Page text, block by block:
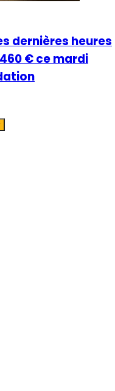
dernières heures
€ ce mardi